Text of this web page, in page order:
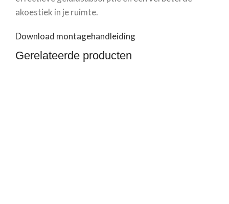
akoestiek in je ruimte.
Download montagehandleiding
Gerelateerde producten